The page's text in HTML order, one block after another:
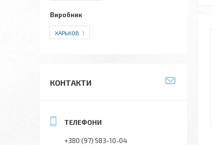
Виробник
ХАРЬКОВ 1
КОНТАКТИ
+380 (97) 583-10-04